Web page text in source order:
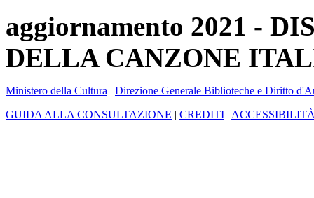
aggiornamento 2021 -
DELLA CANZONE
Ministero della Cultura | Direzione Generale Biblioteche e Diritto
GUIDA ALLA CONSULTAZIONE | CREDITI |